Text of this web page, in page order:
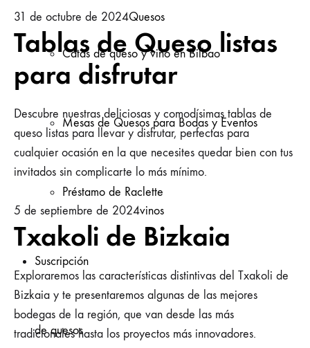
Catas de queso y vino en Bilbao
Mesas de Quesos para Bodas y Eventos
Préstamo de Raclette
Suscripción
de quesos
31 de octubre de 2024Quesos
Tablas de Queso listas
para disfrutar
Descubre nuestras deliciosas y comodísimas tablas de
queso listas para llevar y disfrutar, perfectas para
cualquier ocasión en la que necesites quedar bien con tus
invitados sin complicarte lo más mínimo.
5 de septiembre de 2024vinos
Txakoli de Bizkaia
Exploraremos las características distintivas del Txakoli de
Bizkaia y te presentaremos algunas de las mejores
bodegas de la región, que van desde las más
tradicionales hasta los proyectos más innovadores.